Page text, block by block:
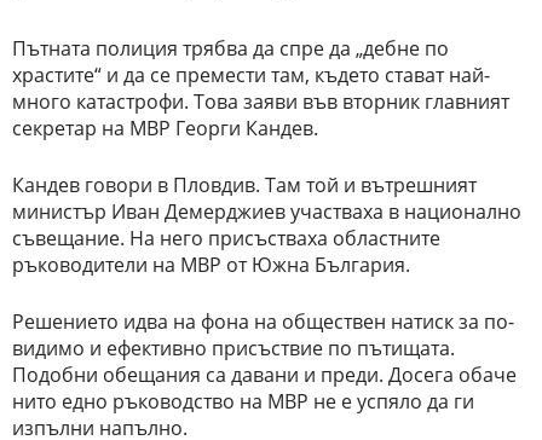
Пътната полиция трябва да спре да „дебне по
храстите“ и да се премести там, където стават най-
много катастрофи. Това заяви във вторник главният
секретар на МВР Георги Кандев.
Кандев говори в Пловдив. Там той и вътрешният
министър Иван Демерджиев участваха в национално
съвещание. На него присъстваха областните
ръководители на МВР от Южна България.
Решението идва на фона на обществен натиск за по-
видимо и ефективно присъствие по пътищата.
Подобни обещания са давани и преди. Досега обаче
нито едно ръководство на МВР не е успяло да ги
изпълни напълно.